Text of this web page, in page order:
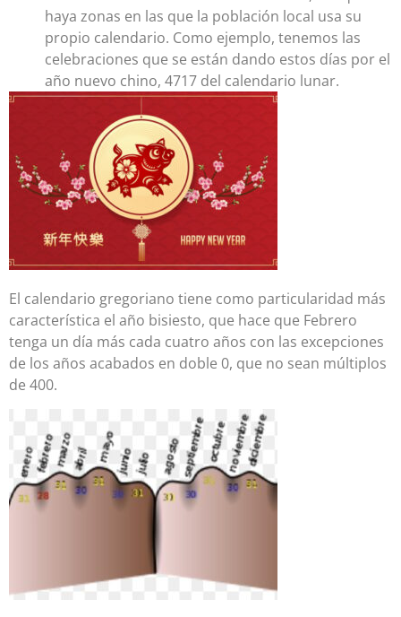
haya zonas en las que la población local usa su
propio calendario. Como ejemplo, tenemos las
celebraciones que se están dando estos días por el
año nuevo chino, 4717 del calendario lunar.
El calendario gregoriano tiene como particularidad más
característica el año bisiesto, que hace que Febrero
tenga un día más cada cuatro años con las excepciones
de los años acabados en doble 0, que no sean múltiplos
de 400.